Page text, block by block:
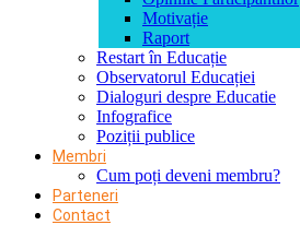
Motivație
Raport
Restart în Educație
Observatorul Educației
Dialoguri despre Educatie
Infografice
Poziții publice
Membri
Cum poți deveni membru?
Parteneri
Contact